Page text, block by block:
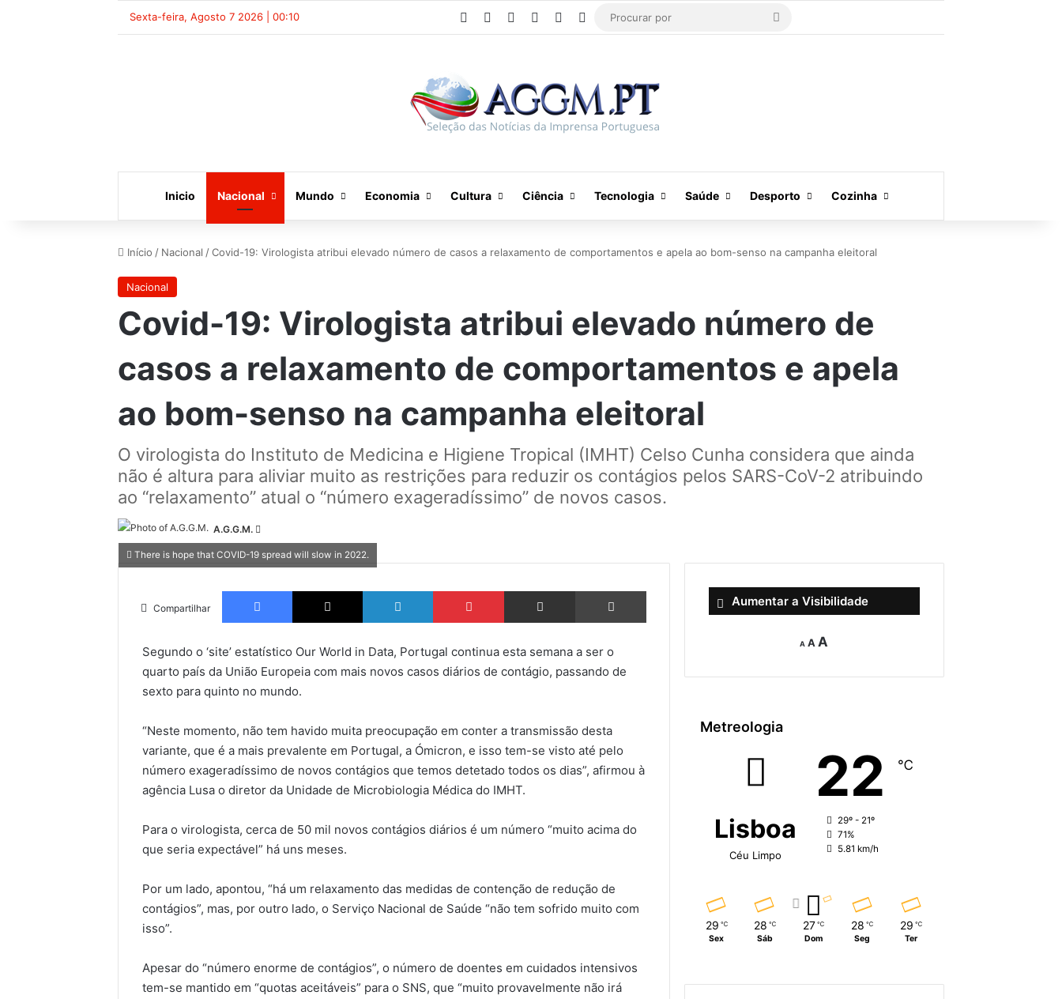
Sexta-feira, Agosto 7 2026 | 00:10 RSS Facebook VimeoInstagram
Artigo aleatório
Procurar
Inicio Nacional Mundo Economia Cultura Ciência Tecnologia Saúde Desporto Cozinha
Início / Nacional / Covid-19: Virologista atribui elevado número de casos a relaxamento de comportamentos e apela ao bom-senso na campanha eleitoral
Nacional
Covid-19: Virologista atribui elevado número de
casos a relaxamento de comportamentos e apela
ao bom-senso na campanha eleitoral
O virologista do Instituto de Medicina e Higiene Tropical (IMHT) Celso Cunha considera que ainda
não é altura para aliviar muito as restrições para reduzir os contágios pelos SARS-CoV-2 atribuindo
ao “relaxamento” atual o “número exageradíssimo” de novos casos.
A.G.G.M.
email
There is hope that COVID-19 spread will slow in 2022.
Compartilhar
Facebook X LinkedIn Pinterest Partilhar via Email Imprimir
Segundo o ‘site’ estatístico Our World in Data, Portugal continua esta semana a ser o
quarto país da União Europeia com mais novos casos diários de contágio, passando de
sexto para quinto no mundo.
“Neste momento, não tem havido muita preocupação em conter a transmissão desta
variante, que é a mais prevalente em Portugal, a Ómicron, e isso tem-se visto até pelo
número exageradíssimo de novos contágios que temos detetado todos os dias”, afirmou à
agência Lusa o diretor da Unidade de Microbiologia Médica do IMHT.
Para o virologista, cerca de 50 mil novos contágios diários é um número “muito acima do
que seria expectável” há uns meses.
Por um lado, apontou, “há um relaxamento das medidas de contenção de redução de
contágios”, mas, por outro lado, o Serviço Nacional de Saúde “não tem sofrido muito com
isso”.
Apesar do “número enorme de contágios”, o número de doentes em cuidados intensivos
tem-se mantido em “quotas aceitáveis” para o SNS, que “muito provavelmente não irá
Aumentar a Visibilidade
A
Decrease
font
A Reset
A
Metreologia
Lisboa
Céu Limpo
22 ℃
29º - 21º
71%
5.81 km/h
29 ℃
Sex
28 ℃
Sáb
27 ℃
Dom
28 ℃
Seg
29 ℃
Ter